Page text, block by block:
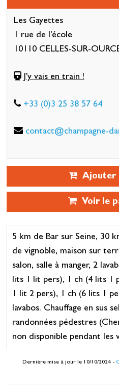
Les Gayettes
1 rue de l'école
10110 CELLES-SUR-
J'y vais en train !
+33 (0)3 25 38 57 64
contact@champagne-
Ajouter
Voir le
5 km de Bar sur Seine, 30
de vignoble, maison sur
salon, salle à manger, 2
lits 1 lit pers), 1 ch (4 lits 1
1 lit 2 pers), 1 ch (6 lits 1
lavabos. Chauffage en sus
randonnées pédestres
non disponible pendant les
Dernière mise à jour le 10/10/2024 -